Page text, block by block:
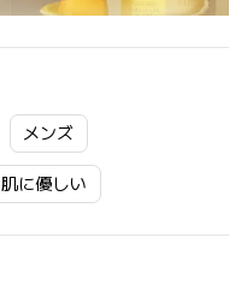
メンズ
肌に優しい